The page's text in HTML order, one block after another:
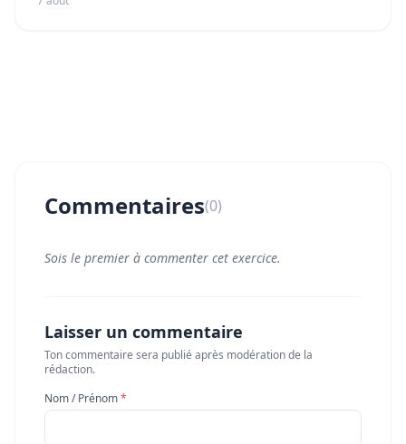
Commentaires(0)
Sois le premier à commenter cet exercice.
Laisser un commentaire
Ton commentaire sera publié après modération de la
rédaction.
Nom / Prénom*